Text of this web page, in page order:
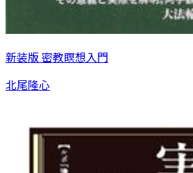
新装版 密教瞑想入門
北尾隆心